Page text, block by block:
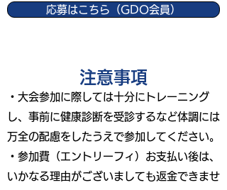
応募はこちら（GDO会員）
​注意事項
・大会参加に際しては十分にトレーニング
し、事前に健康診断を受診するなど体調には
万全の配慮をしたうえで参加してください。
・参加費（エントリーフィ）お支払い後は、
いかなる理由がございましても返金できませ